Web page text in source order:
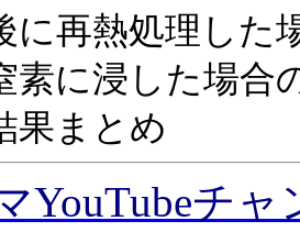
に再熱処理した
素に浸した場合
果まとめ
YouTubeチャ